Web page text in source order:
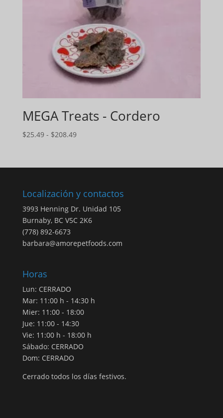
MEGA Treats - Cordero
$25.49 - $208.49Gama
$25.49
$208.49
Localización y contactos
3993 Henning Dr. Unidad 105
Burnaby, BC V5C 2K6
(778) 892-6673
barbara@amorepetfoods.com
Horas
Lun: CERRADO
Mar: 11:00 h - 14:30 h
Mier: 11:00 - 18:00
Jue: 11:00 - 14:30
Vie: 11:00 h - 18:00 h
Sábado: CERRADO
Dom: CERRADO
Cerrado todos los días festivos.